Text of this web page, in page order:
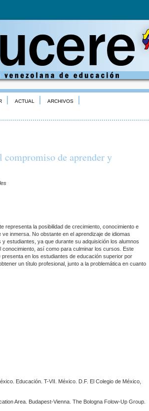
ACTUAL ARCHIVOS
de aprender y
representa la posibilidad de crecimiento, conocimiento e
inmersa. No obstante en el aprendizaje de idiomas
estudiantes, ya que durante su adquisición los alumnos
así como para culminar los cursos. Este
en los estudiantes de educación superior por
un título profesional, junto a la problemática en cuanto
Educación. T-VII. México. D.F. El Colegio de México,
Area. Budapest-Vienna. The Bologna Folow-Up Group.